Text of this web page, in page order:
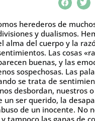
herederos de
y dualismos.
alma del cuerpo y la
Las cosas
buenas, y las
sospechosas. Las
se trata de
desbordan, nuestros
un ser querido, la
de un inocente. No